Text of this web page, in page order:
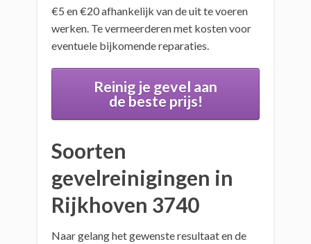
€5 en €20 afhankelijk van de uit te voeren
werken. Te vermeerderen met kosten voor
eventuele bijkomende reparaties.
Reinig je gevel aan
de beste prijs!
Soorten
gevelreinigingen in
Rijkhoven 3740
Naar gelang het gewenste resultaat en de